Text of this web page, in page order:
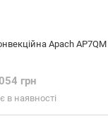
Apach AP7QM
грн
в наявності